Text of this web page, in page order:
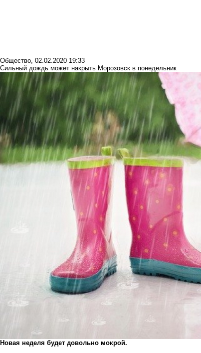
Общество, 02.02.2020 19:33
Сильный дождь может накрыть Морозовск в понедельник
Новая неделя будет довольно мокрой.